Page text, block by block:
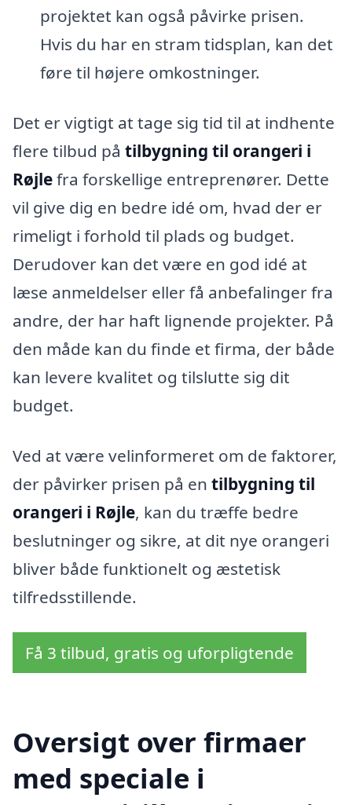
projektet kan også påvirke prisen.
Hvis du har en stram tidsplan, kan det
føre til højere omkostninger.
Det er vigtigt at tage sig tid til at indhente
flere tilbud på tilbygning til orangeri i
Røjlefra forskellige entreprenører. Dette
vil give dig en bedre idé om, hvad der er
rimeligt i forhold til plads og budget.
Derudover kan det være en god idé at
læse anmeldelser eller få anbefalinger fra
andre, der har haft lignende projekter. På
den måde kan du finde et firma, der både
kan levere kvalitet og tilslutte sig dit
budget.
Ved at være velinformeret om de faktorer,
der påvirker prisen på en tilbygning til
orangeri i Røjle, kan du træffe bedre
beslutninger og sikre, at dit nye orangeri
bliver både funktionelt og æstetisk
tilfredsstillende.
Få 3 tilbud, gratis og uforpligtende
Oversigt over firmaer
med speciale i